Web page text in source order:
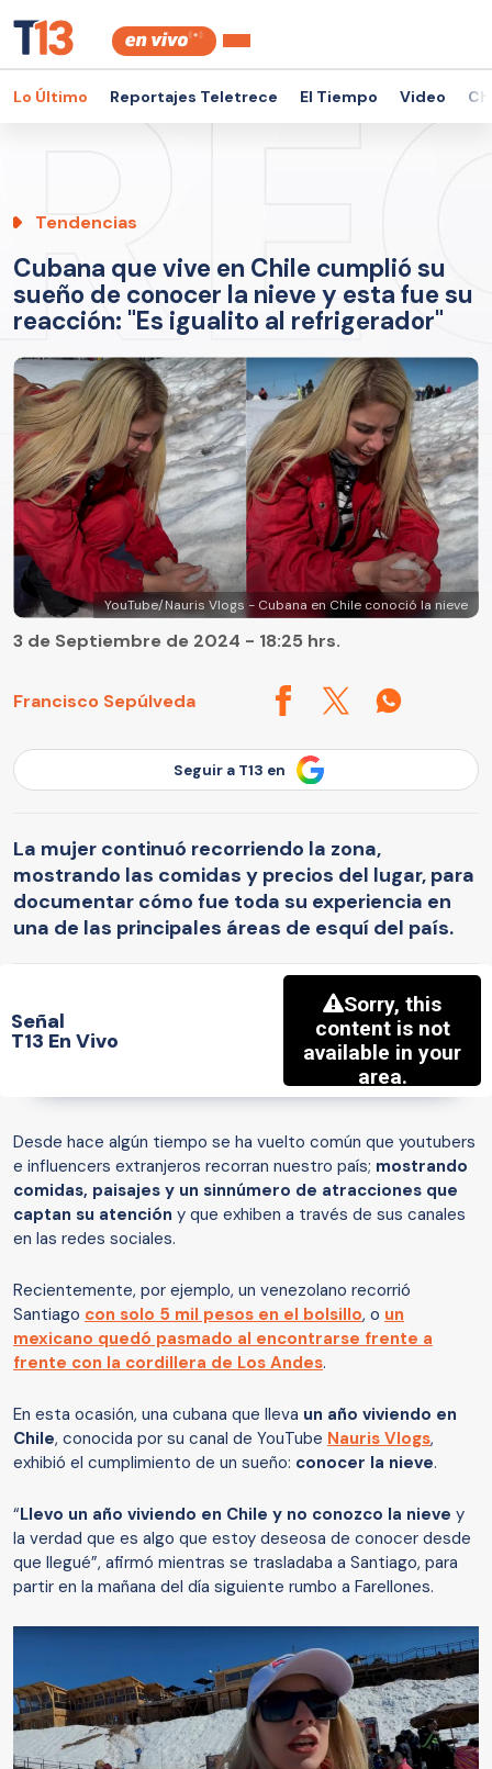
Lo Último Reportajes Teletrece El Tiempo Video
Tendencias
Cubana que vive en Chile cumplió su
sueño de conocer la nieve y esta fue su
reacción: "Es igualito al refrigerador"
YouTube/Nauris Vlogs - Cubana en Chile conoció la nieve
Francisco Sepúlveda
3 de Septiembre de 2024 - 18:25 hrs.
Seguir a T13 en
La mujer continuó recorriendo la zona,
mostrando las comidas y precios del lugar, para
documentar cómo fue toda su experiencia en
una de las principales áreas de esquí del país.
Señal
T13 En Vivo
Desde hace algún tiempo se ha vuelto común que youtubers
e influencers extranjeros recorran nuestro país; mostrando
comidas, paisajes y un sinnúmero de atracciones que
captan su atención y que exhiben a través de sus canales
en las redes sociales.
Recientemente, por ejemplo, un venezolano recorrió
Santiago con solo 5 mil pesos en el bolsillo, o un
mexicano quedó pasmado al encontrarse frente a
frente con la cordillera de Los Andes.
En esta ocasión, una cubana que lleva un año viviendo en
Chile, conocida por su canal de YouTube Nauris Vlogs,
exhibió el cumplimiento de un sueño: conocer la nieve.
“Llevo un año viviendo en Chile y no conozco la nieve y
la verdad que es algo que estoy deseosa de conocer desde
que llegué”, afirmó mientras se trasladaba a Santiago, para
partir en la mañana del día siguiente rumbo a Farellones.